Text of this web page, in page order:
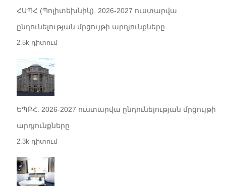
ՀԱՊՀ (Պոլիտեխնիկ). 2026-2027 ուստարվա
ընդունելության մրցույթի արդյունքները
2.5k դիտում
ԵՊԲՀ. 2026-2027 ուստարվա ընդունելության մրցույթի
արդյունքները
2.3k դիտում